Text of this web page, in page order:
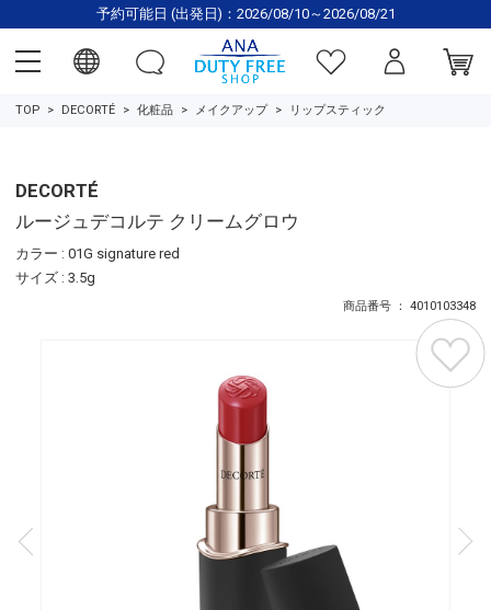
予約可能日 (出発日)：2026/08/10～2026/08/21
TOP DECORTÉ 化粧品 メイクアップ リップスティック
DECORTÉ
ルージュデコルテ クリームグロウ
カラー : 01G signature red
サイズ : 3.5g
商品番号 ： 4010103348